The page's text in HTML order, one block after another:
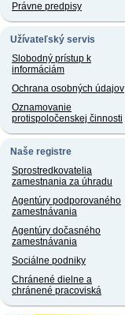
Právne predpisy
Užívateľský servis
Slobodný prístup k
informáciám
Ochrana osobných údajov
Oznamovanie
protispoločenskej činnosti
Naše registre
Sprostredkovatelia
zamestnania za úhradu
Agentúry podporovaného
zamestnávania
Agentúry dočasného
zamestnávania
Sociálne podniky
Chránené dielne a
chránené pracoviská